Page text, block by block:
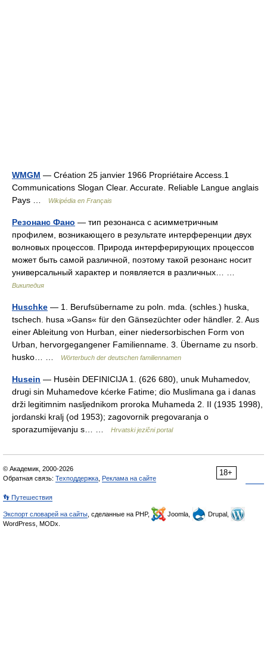
WMGM — Création 25 janvier 1966 Propriétaire Access.1
Communications Slogan Clear. Accurate. Reliable Langue anglais
Pays …
Wikipédia en Français
Резонанс Фано — тип резонанса с асимметричным
профилем, возникающего в результате интерференции двух
волновых процессов. Природа интерферирующих процессов
может быть самой различной, поэтому такой резонанс носит
универсальный характер и появляется в различных… …
Википедия
Huschke — 1. Berufsübername zu poln. mda. (schles.) huska,
tschech. husa »Gans« für den Gänsezüchter oder händler. 2. Aus
einer Ableitung von Hurban, einer niedersorbischen Form von
Urban, hervorgegangener Familienname. 3. Übername zu nsorb.
husko… …
Wörterbuch der deutschen familiennamen
Husein — Husèin DEFINICIJA 1. (626 680), unuk Muhamedov,
drugi sin Muhamedove kćerke Fatime; dio Muslimana ga i danas
drži legitimnim nasljednikom proroka Muhameda 2. II (1935 1998),
jordanski kralj (od 1953); zagovornik pregovaranja o
sporazumijevanju s… …
Hrvatski jezični portal
18+
© Академик, 2000-2026
Обратная связь: Техподдержка Реклама на сайте
👣 Путешествия
Экспорт словарей на сайты , сделанные на PHP, Joomla,
Drupal,
WordPress, MODx.